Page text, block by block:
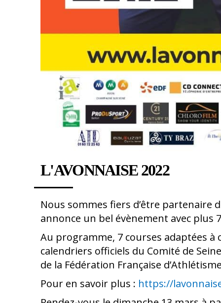
L'AVONNAISE 2022
Nous sommes fiers d’être partenaire
annonce un bel évènement avec plus
Au programme, 7 courses adaptées
calendriers officiels du Comité de
de la Fédération Française
Pour en savoir plus : https://